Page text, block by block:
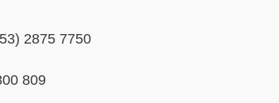
2875 7750
809